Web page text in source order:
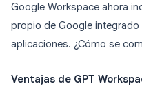
Google Workspace ahora
propio de Google
aplicaciones. ¿Cómo se
Ventajas de GPT